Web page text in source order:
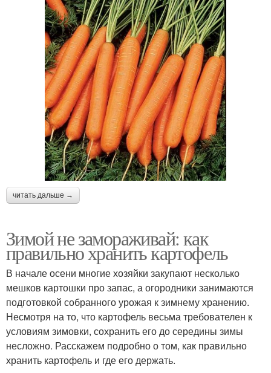
читать дальше →
Зимой не замораживай: как
правильно хранить картофель
В начале осени многие хозяйки закупают несколько
мешков картошки про запас, а огородники занимаются
подготовкой собранного урожая к зимнему хранению.
Несмотря на то, что картофель весьма требователен к
условиям зимовки, сохранить его до середины зимы
несложно. Расскажем подробно о том, как правильно
хранить картофель и где его держать.